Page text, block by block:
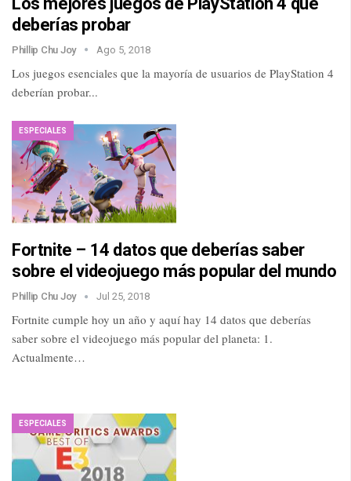
deberías probar
Phillip Chu Joy Ago 5, 2018
Los juegos esenciales que la mayoría de usuarios de PlayStation 4
deberían probar...
ESPECIALES
Fortnite – 14 datos que deberías saber
sobre el videojuego más popular del mundo
Phillip Chu Joy Jul 25, 2018
Fortnite cumple hoy un año y aquí hay 14 datos que deberías
saber sobre el videojuego más popular del planeta: 1.
Actualmente…
ESPECIALES